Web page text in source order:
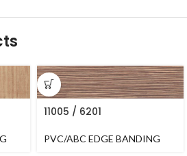
11005 / 6201
PVC/ABC EDGE BANDING